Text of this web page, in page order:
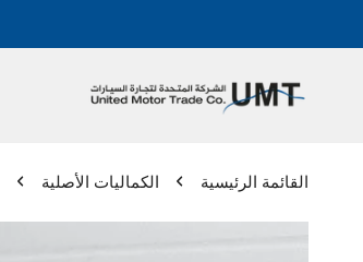
القائمة الرئيسية الكماليات الأصلية